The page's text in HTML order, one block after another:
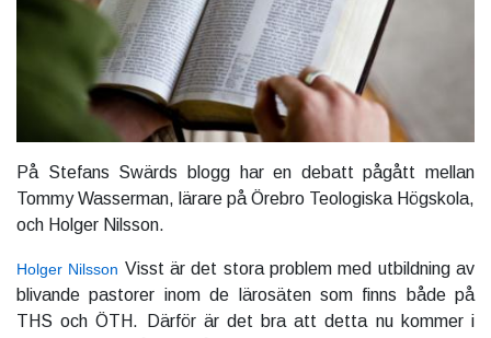
På Stefans Swärds blogg har en debatt pågått mellan
Tommy Wasserman, lärare på Örebro Teologiska Högskola,
och Holger Nilsson.
Holger Nilsson Visst är det stora problem med utbildning av
blivande pastorer inom de lärosäten som finns både på
THS och ÖTH. Därför är det bra att detta nu kommer i